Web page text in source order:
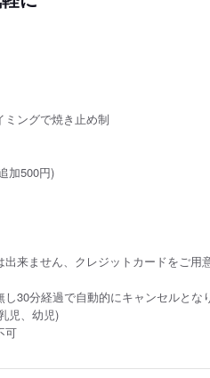
ミングで焼き止め制
加500円)
来ません、クレジットカードをご用
し30分経過で自動的にキャンセルとな
児、幼児)
可